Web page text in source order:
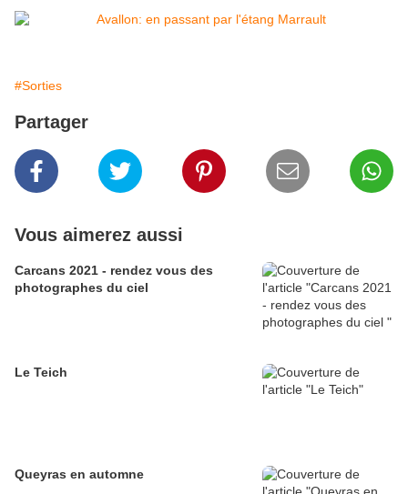
#Sorties
Partager
Vous aimerez aussi
Carcans 2021 - rendez vous des
photographes du ciel
Le Teich
Queyras en automne